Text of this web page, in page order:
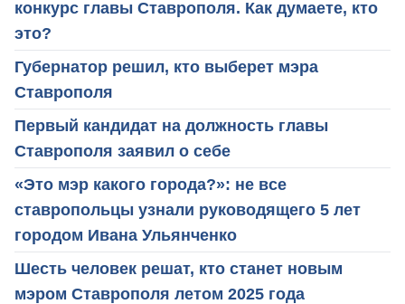
конкурс главы Ставрополя. Как думаете, кто
это?
Губернатор решил, кто выберет мэра
Ставрополя
Первый кандидат на должность главы
Ставрополя заявил о себе
«Это мэр какого города?»: не все
ставропольцы узнали руководящего 5 лет
городом Ивана Ульянченко
Шесть человек решат, кто станет новым
мэром Ставрополя летом 2025 года